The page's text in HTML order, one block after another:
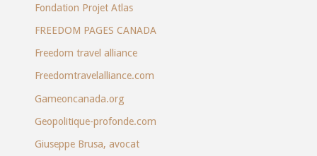
Fondation Projet Atlas
FREEDOM PAGES CANADA
Freedom travel alliance
Freedomtravelalliance.com
Gameoncanada.org
Geopolitique-profonde.com
Giuseppe Brusa, avocat